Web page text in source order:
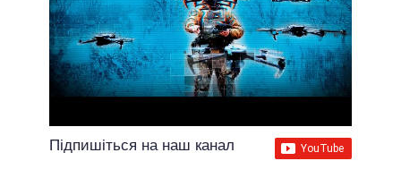
Підпишіться на наш канал